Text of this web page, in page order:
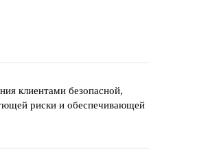
клиентами безопасной,
риски и обеспечивающей